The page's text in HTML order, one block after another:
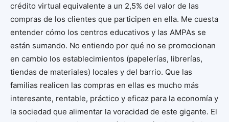
crédito virtual equivalente a un 2,5% del valor de las
compras de los clientes que participen en ella. Me cuesta
entender cómo los centros educativos y las AMPAs se
están sumando. No entiendo por qué no se promocionan
en cambio los establecimientos (papelerías, librerías,
tiendas de materiales) locales y del barrio. Que las
familias realicen las compras en ellas es mucho más
interesante, rentable, práctico y eficaz para la economía y
la sociedad que alimentar la voracidad de este gigante. El